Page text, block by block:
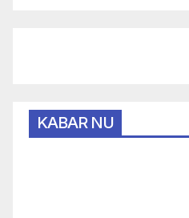
KABAR NU